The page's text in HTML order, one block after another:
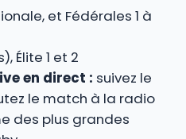
et Fédérales 1 à
Élite 1 et 2
en direct : suivez le
le match à la radio
des plus grandes